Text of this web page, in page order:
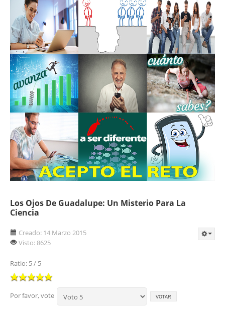
Los Ojos De Guadalupe: Un Misterio Para La
Ciencia
Creado: 14 Marzo 2015
Visto: 8625
Ratio: 5/ 5
Por favor, vote